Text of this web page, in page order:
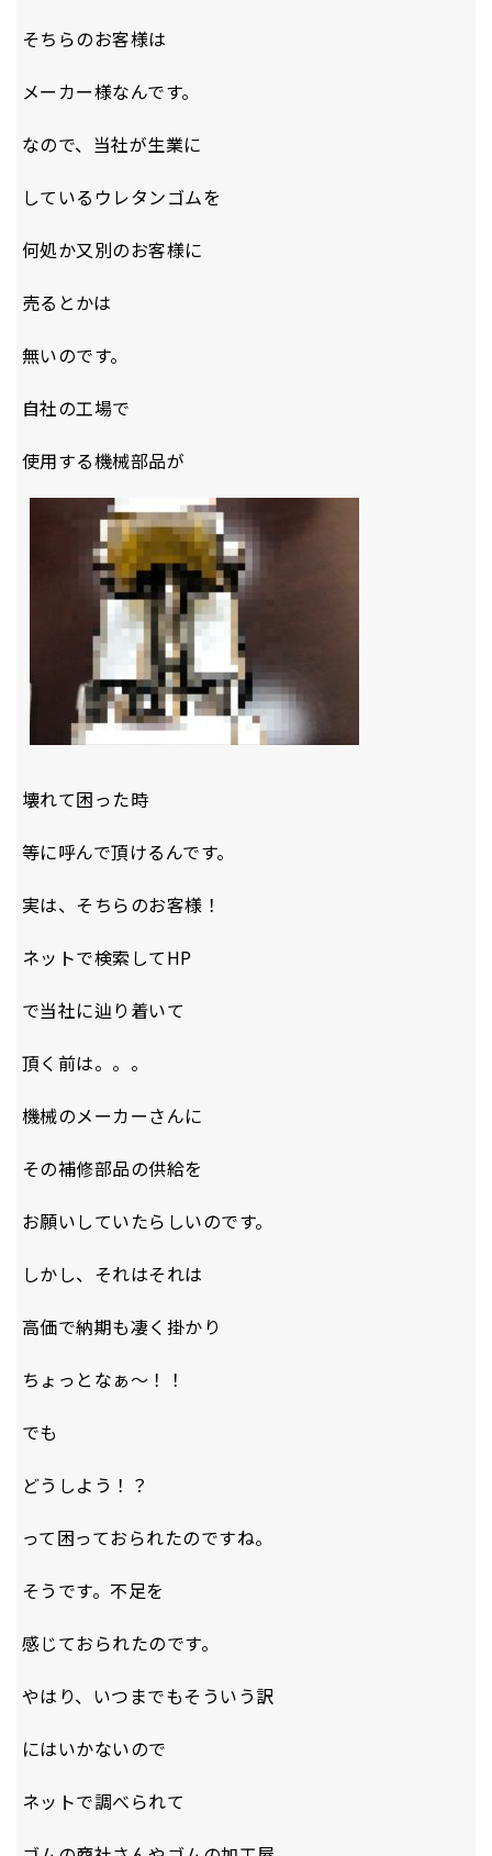
そちらのお客様は
メーカー様なんです。
なので、当社が生業に
しているウレタンゴムを
何処か又別のお客様に
売るとかは
無いのです。
自社の工場で
使用する機械部品が
壊れて困った時
等に呼んで頂けるんです。
実は、そちらのお客様！
ネットで検索してHP
で当社に辿り着いて
頂く前は。。。
機械のメーカーさんに
その補修部品の供給を
お願いしていたらしいのです。
しかし、それはそれは
高価で納期も凄く掛かり
ちょっとなぁ～！！
でも
どうしよう！？
って困っておられたのですね。
そうです。不足を
感じておられたのです。
やはり、いつまでもそういう訳
にはいかないので
ネットで調べられて